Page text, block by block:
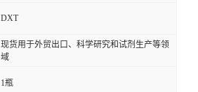
DXT
现货用于外贸出口、科学研究和试剂生产等领
域
1瓶